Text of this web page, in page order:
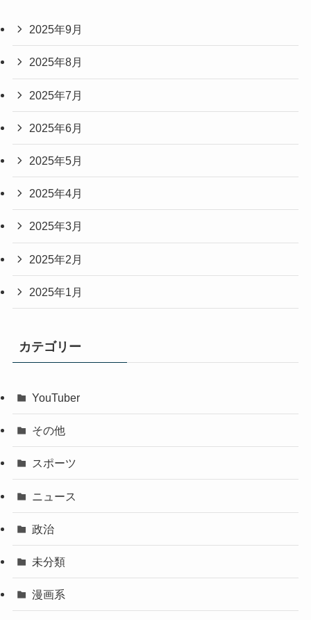
2025年9月
2025年8月
2025年7月
2025年6月
2025年5月
2025年4月
2025年3月
2025年2月
2025年1月
カテゴリー
YouTuber
その他
スポーツ
ニュース
政治
未分類
漫画系